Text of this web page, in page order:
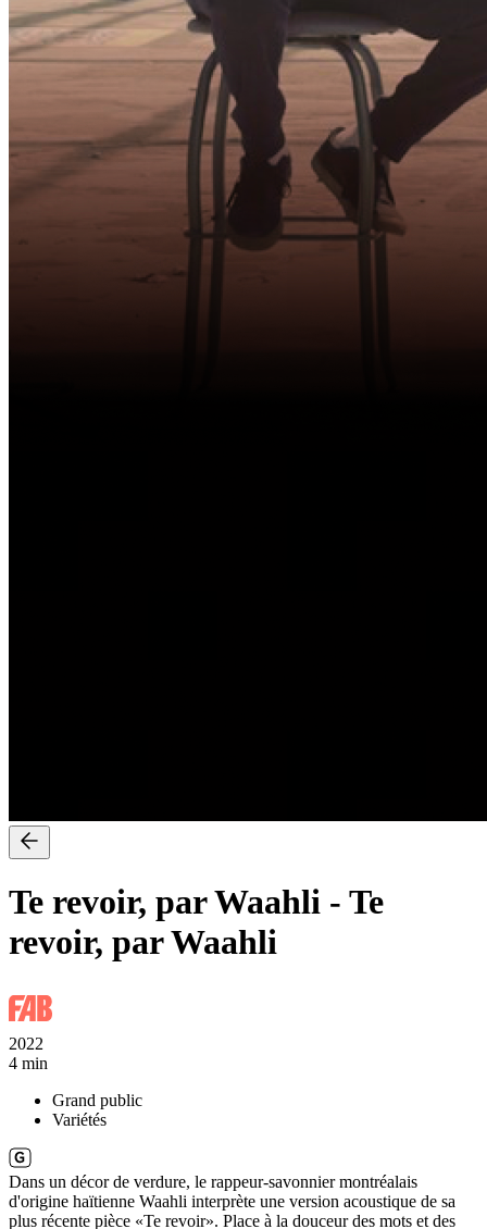
Te revoir, par Waahli - Te
revoir, par Waahli
2022
4 min
Grand public
Variétés
Dans un décor de verdure, le rappeur-savonnier montréalais
d'origine haïtienne Waahli interprète une version acoustique de sa
plus récente pièce «Te revoir». Place à la douceur des mots et des